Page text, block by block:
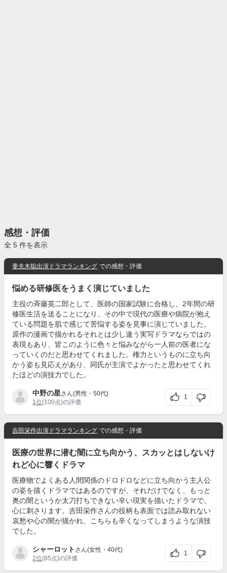
感想・評価
全 5 件を表示
妻夫木聡出演ドラマランキング での感想・評価
悩める研修医をうまく演じていました
主役の斉藤英二郎として、医師の国家試験に合格し、2年間の研
修医生活を送ることになり、その中で現代の医療や病院が抱え
ている問題を肌で感じて苦悩する姿を見事に演じていました。
原作の漫画で描かれるそれとは少し違う実写ドラマならではの
表現もあり、皆このように色々と悩みながら一人前の医者にな
っていくのだと思わせてくれました。権力というものに立ち向
かう姿も見応えがあり、同氏が主演でよかったと思わせてくれ
たほどの演技力でした。
中野の星さん(男性・50代)
1位(100点)の評価
1
吉田栄作出演ドラマランキング での感想・評価
医療の世界に潜む闇に立ち向かう、スカッとはしないけ
れど心に響くドラマ
医療物でよくある人間関係のドロドロなどに立ち向かう主人公
の姿を描くドラマではあるのですが、それだけでなく、もっと
奥の闇というか太刀打ちできない辛い現実を描いたドラマで、
心に刺さります。吉田栄作さんの役柄も表面では読み取れない
哀愁や心の闇が描かれ、こちらも辛くなってしまうような演技
でした。
シャーロット さん(女性・40代)
2位(85点)の評価
1